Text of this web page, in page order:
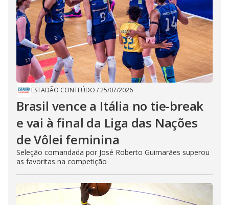
ESTADÃO CONTEÚDO /25/07/2026
Brasil vence a Itália no tie-break
e vai à final da Liga das Nações
de Vôlei feminina
Seleção comandada por José Roberto Guimarães superou
as favoritas na competição